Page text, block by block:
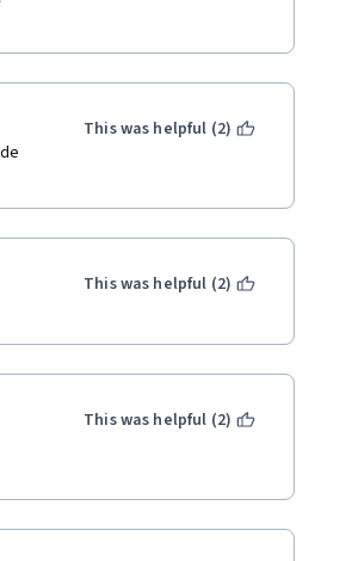
This was helpful (2)
This was helpful (2)
This was helpful (2)